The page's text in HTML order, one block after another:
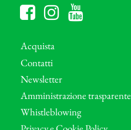
Acquista
Contatti
Newsletter
Amministrazione trasparente
Whistleblowing